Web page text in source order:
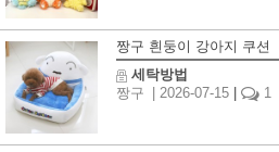
짱구 흰둥이 강아지 쿠션
세탁방법
짱구
| 2026-07-15 1